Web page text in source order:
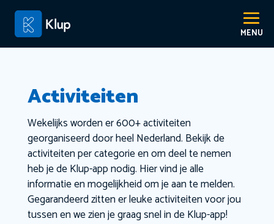
Activiteiten
Wekelijks worden er 600+ activiteiten
georganiseerd door heel Nederland. Bekijk de
activiteiten per categorie en om deel te nemen
heb je de Klup-app nodig. Hier vind je alle
informatie en mogelijkheid om je aan te melden.
Gegarandeerd zitten er leuke activiteiten voor jou
tussen en we zien je graag snel in de Klup-app!